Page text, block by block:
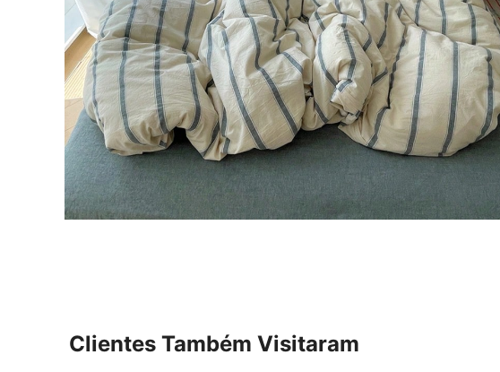
Clientes Também Visitaram